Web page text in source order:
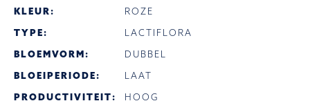
KLEUR:
ROZE
TYPE:
LACTIFLORA
BLOEMVORM:
DUBBEL
BLOEIPERIODE:
LAAT
PRODUCTIVITEIT:
HOOG